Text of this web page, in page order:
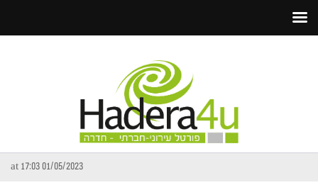
01/05/2023 at 17:03